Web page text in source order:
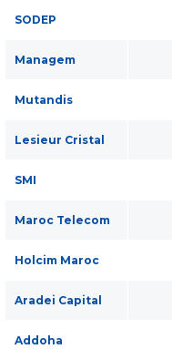
SODEP
Managem
Mutandis
Lesieur Cristal
SMI
Maroc Telecom
Holcim Maroc
Aradei Capital
Addoha